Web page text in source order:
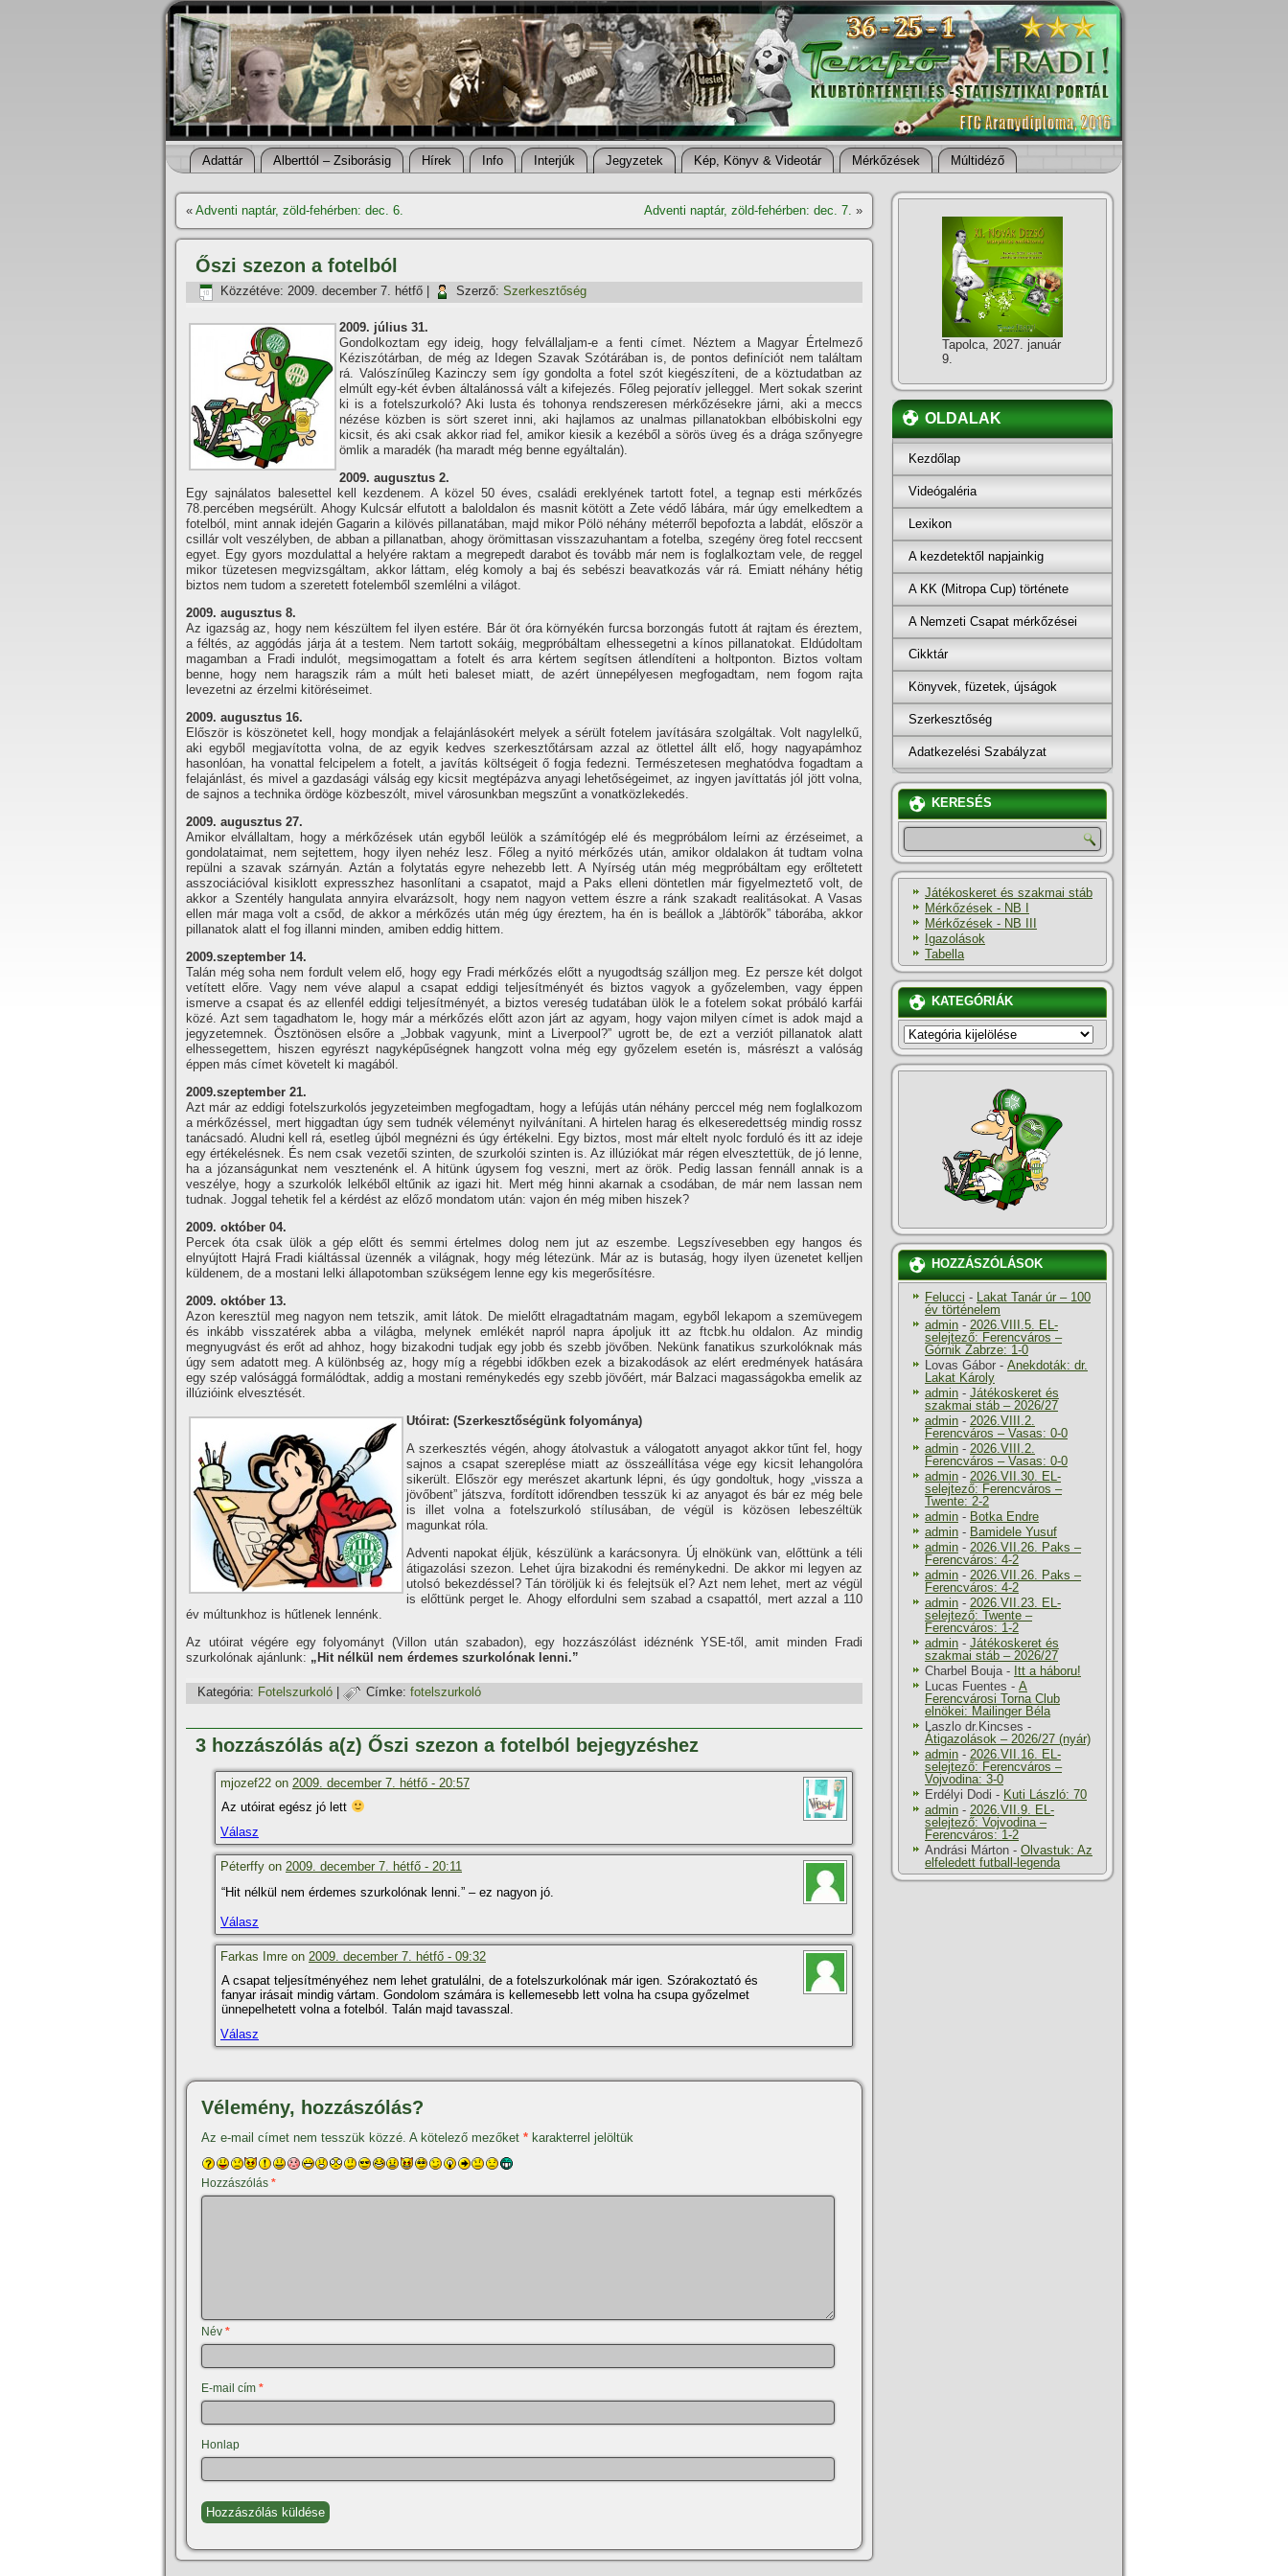
Adattár Alberttól – Zsiborásig Hí­rek Info Interjúk Jegyzetek Kép, Könyv & Videotár Mérkőzések Múltidéző
« Adventi naptár, zöld-fehérben: dec. 6. Adventi naptár, zöld-fehérben: dec. 7. »
Őszi szezon a fotelból
Közzétéve: 2009. december 7. hétfő Szerző: Szerkesztőség
2009. július 31.
Gondolkoztam egy ideig, hogy felvállaljam-e a fenti cí­met. Néztem a Magyar Értelmező
Kéziszótárban, de még az Idegen Szavak Szótárában is, de pontos definí­ciót nem találtam
rá. Valószí­nűleg Kazinczy sem í­gy gondolta a fotel szót kiegészí­teni, de a köztudatban az
elmúlt egy-két évben általánossá vált a kifejezés. Főleg pejoratí­v jelleggel. Mert sokak szerint
ki is a fotelszurkoló? Aki lusta és tohonya rendszeresen mérkőzésekre járni, aki a meccs
nézése közben is sört szeret inni, aki hajlamos az unalmas pillanatokban elbóbiskolni egy
kicsit, és aki csak akkor riad fel, amikor kiesik a kezéből a sörös üveg és a drága szőnyegre
ömlik a maradék (ha maradt még benne egyáltalán).
2009. augusztus 2.
Egy sajnálatos balesettel kell kezdenem. A közel 50 éves, családi ereklyének tartott fotel, a tegnap esti mérkőzés
78.percében megsérült. Ahogy Kulcsár elfutott a baloldalon és masnit kötött a Zete védő lábára, már úgy emelkedtem a
fotelból, mint annak idején Gagarin a kilövés pillanatában, majd mikor Pölö néhány méterről bepofozta a labdát, először a
csillár volt veszélyben, de abban a pillanatban, ahogy örömittasan visszazuhantam a fotelba, szegény öreg fotel reccsent
egyet. Egy gyors mozdulattal a helyére raktam a megrepedt darabot és tovább már nem is foglalkoztam vele, de reggel
mikor tüzetesen megvizsgáltam, akkor láttam, elég komoly a baj és sebészi beavatkozás vár rá. Emiatt néhány hétig
biztos nem tudom a szeretett fotelemből szemlélni a világot.
2009. augusztus 8.
Az igazság az, hogy nem készültem fel ilyen estére. Bár öt óra környékén furcsa borzongás futott át rajtam és éreztem,
a féltés, az aggódás járja át a testem. Nem tartott sokáig, megpróbáltam elhessegetni a kí­nos pillanatokat. Eldúdoltam
magamban a Fradi indulót, megsimogattam a fotelt és arra kértem segí­tsen átlendí­teni a holtponton. Biztos voltam
benne, hogy nem haragszik rám a múlt heti baleset miatt, de azért ünnepélyesen megfogadtam, nem fogom rajta
levezetni az érzelmi kitöréseimet.
2009. augusztus 16.
Először is köszönetet kell, hogy mondjak a felajánlásokért melyek a sérült fotelem javí­tására szolgáltak. Volt nagylelkű,
aki egyből megjaví­totta volna, de az egyik kedves szerkesztőtársam azzal az ötlettel állt elő, hogy nagyapámhoz
hasonlóan, ha vonattal felcipelem a fotelt, a javí­tás költségeit ő fogja fedezni. Természetesen meghatódva fogadtam a
felajánlást, és mivel a gazdasági válság egy kicsit megtépázva anyagi lehetőségeimet, az ingyen javí­ttatás jól jött volna,
de sajnos a technika ördöge közbeszólt, mivel városunkban megszűnt a vonatközlekedés.
2009. augusztus 27.
Amikor elvállaltam, hogy a mérkőzések után egyből leülök a számí­tógép elé és megpróbálom leí­rni az érzéseimet, a
gondolataimat, nem sejtettem, hogy ilyen nehéz lesz. Főleg a nyitó mérkőzés után, amikor oldalakon át tudtam volna
repülni a szavak szárnyán. Aztán a folytatás egyre nehezebb lett. A Nyí­rség után még megpróbáltam egy erőltetett
asszociációval kisiklott expresszhez hasonlí­tani a csapatot, majd a Paks elleni döntetlen már figyelmeztető volt, de
akkor a Szentély hangulata annyira elvarázsolt, hogy nem nagyon vettem észre a ránk szakadt realitásokat. A Vasas
ellen már maga volt a csőd, de akkor a mérkőzés után még úgy éreztem, ha én is beállok a „lábtörők” táborába, akkor
pillanatok alatt el fog illanni minden, amiben eddig hittem.
2009.szeptember 14.
Talán még soha nem fordult velem elő, hogy egy Fradi mérkőzés előtt a nyugodtság szálljon meg. Ez persze két dolgot
vetí­tett előre. Vagy nem véve alapul a csapat eddigi teljesí­tményét és biztos vagyok a győzelemben, vagy éppen
ismerve a csapat és az ellenfél eddigi teljesí­tményét, a biztos vereség tudatában ülök le a fotelem sokat próbáló karfái
közé. Azt sem tagadhatom le, hogy már a mérkőzés előtt azon járt az agyam, hogy vajon milyen cí­met is adok majd a
jegyzetemnek. Ösztönösen elsőre a „Jobbak vagyunk, mint a Liverpool?” ugrott be, de ezt a verziót pillanatok alatt
elhessegettem, hiszen egyrészt nagyképűségnek hangzott volna még egy győzelem esetén is, másrészt a valóság
éppen más cí­met követelt ki magából.
2009.szeptember 21.
Azt már az eddigi fotelszurkolós jegyzeteimben megfogadtam, hogy a lefújás után néhány perccel még nem foglalkozom
a mérkőzéssel, mert higgadtan úgy sem tudnék véleményt nyilvání­tani. A hirtelen harag és elkeseredettség mindig rossz
tanácsadó. Aludni kell rá, esetleg újból megnézni és úgy értékelni. Egy biztos, most már eltelt nyolc forduló és itt az ideje
egy értékelésnek. És nem csak vezetői szinten, de szurkolói szinten is. Az illúziókat már régen elvesztettük, de jó lenne,
ha a józanságunkat nem vesztenénk el. A hitünk úgysem fog veszni, mert az örök. Pedig lassan fennáll annak is a
veszélye, hogy a szurkolók lelkéből eltűnik az igazi hit. Mert még hinni akarnak a csodában, de már nem lassan nem
tudnak. Joggal tehetik fel a kérdést az előző mondatom után: vajon én még miben hiszek?
2009. október 04.
Percek óta csak ülök a gép előtt és semmi értelmes dolog nem jut az eszembe. Legszí­vesebben egy hangos és
elnyújtott Hajrá Fradi kiáltással üzennék a világnak, hogy még létezünk. Már az is butaság, hogy ilyen üzenetet kelljen
küldenem, de a mostani lelki állapotomban szükségem lenne egy kis megerősí­tésre.
2009. október 13.
Azon keresztül meg nagyon nem tetszik, amit látok. De mielőtt elragadtatnám magam, egyből lekapom a szemüvegem
és inkább visszatérek abba a világba, melynek emlékét napról napra ápoljuk itt az ftcbk.hu oldalon. Az mindig
megnyugvást és erőt ad ahhoz, hogy bizakodni tudjak egy jobb és szebb jövőben. Nekünk fanatikus szurkolóknak más
úgy sem adatott meg. A különbség az, hogy mí­g a régebbi időkben ezek a bizakodások az elért eredmények hatására
egy szép valósággá formálódtak, addig a mostani reménykedés egy szebb jövőért, már Balzaci magasságokba emelik az
illúzióink elvesztését.
Utóirat: (Szerkesztőségünk folyománya)
A szerkesztés végén, ahogy átolvastuk a válogatott anyagot akkor tűnt fel, hogy
sajnos a csapat szereplése miatt az összeállí­tása vége egy kicsit lehangolóra
sikerült. Először egy merészet akartunk lépni, és úgy gondoltuk, hogy „vissza a
jövőbent” játszva, fordí­tott időrendben tesszük ki az anyagot és bár ez még bele
is illet volna a fotelszurkoló stí­lusában, de végül is közösen lebeszéltük
magunkat róla.
Adventi napokat éljük, készülünk a karácsonyra. Új elnökünk van, előttünk a téli
átigazolási szezon. Lehet újra bizakodni és reménykedni. De akkor mi legyen az
utolsó bekezdéssel? Tán töröljük ki és felejtsük el? Azt nem lehet, mert az végül
is előttünk perget le. Ahogy elfordulni sem szabad a csapattól, mert azzal a 110
év múltunkhoz is hűtlenek lennénk.
Az utóirat végére egy folyományt (Villon után szabadon), egy hozzászólást idéznénk YSE-től, amit minden Fradi
szurkolónak ajánlunk: „Hit nélkül nem érdemes szurkolónak lenni.”
Kategória: Fotelszurkoló Címke: fotelszurkoló
3 hozzászólás a(z) Őszi szezon a fotelból bejegyzéshez
mjozef22 on 2009. december 7. hétfő - 20:57
Az utóirat egész jó lett
Válasz
Péterffy on 2009. december 7. hétfő - 20:11
“Hit nélkül nem érdemes szurkolónak lenni.” – ez nagyon jó.
Válasz
Farkas Imre on 2009. december 7. hétfő - 09:32
A csapat teljesí­tményéhez nem lehet gratulálni, de a fotelszurkolónak már igen. Szórakoztató és
fanyar irásait mindig vártam. Gondolom számára is kellemesebb lett volna ha csupa győzelmet
ünnepelhetett volna a fotelból. Talán majd tavasszal.
Válasz
Vélemény, hozzászólás?
Az e-mail címet nem tesszük közzé. A kötelező mezőket * karakterrel jelöltük
Hozzászólás *
Név *
E-mail cím *
Honlap
Tapolca, 2027. január
9.
OLDALAK
Kezdőlap
Videógaléria
Lexikon
A kezdetektől napjainkig
A KK (Mitropa Cup) története
A Nemzeti Csapat mérkőzései
Cikktár
Könyvek, füzetek, újságok
Szerkesztőség
Adatkezelési Szabályzat
KERESÉS
Játékoskeret és szakmai stáb
Mérkőzések - NB I
Mérkőzések - NB III
Igazolások
Tabella
KATEGÓRIÁK
KATEGÓRIÁK
HOZZÁSZÓLÁSOK
Felucci - Lakat Tanár úr – 100
év történelem
admin - 2026.VIII.5. EL-
selejtező: Ferencváros –
Górnik Zabrze: 1-0
Lovas Gábor - Anekdoták: dr.
Lakat Károly
admin - Játékoskeret és
szakmai stáb – 2026/27
admin - 2026.VIII.2.
Ferencváros – Vasas: 0-0
admin - 2026.VIII.2.
Ferencváros – Vasas: 0-0
admin - 2026.VII.30. EL-
selejtező: Ferencváros –
Twente: 2-2
admin - Botka Endre
admin - Bamidele Yusuf
admin - 2026.VII.26. Paks –
Ferencváros: 4-2
admin - 2026.VII.26. Paks –
Ferencváros: 4-2
admin - 2026.VII.23. EL-
selejtező: Twente –
Ferencváros: 1-2
admin - Játékoskeret és
szakmai stáb – 2026/27
Charbel Bouja- Itt a háboru!
Lucas Fuentes - A
Ferencvárosi Torna Club
elnökei: Mailinger Béla
Laszlo dr.Kincses -
Átigazolások – 2026/27 (nyár)
admin - 2026.VII.16. EL-
selejtező: Ferencváros –
Vojvodina: 3-0
Erdélyi Dodi - Kuti László: 70
admin - 2026.VII.9. EL-
selejtező: Vojvodina –
Ferencváros: 1-2
Andrási Márton - Olvastuk: Az
elfeledett futball-legenda